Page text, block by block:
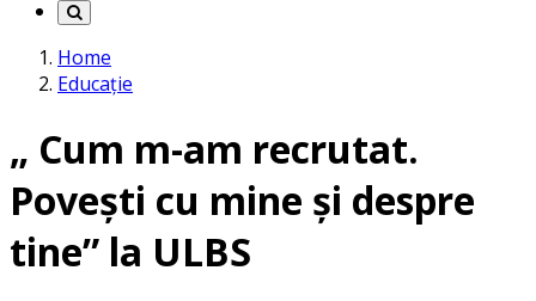
Home
Educație
„ Cum m-am recrutat.
Povești cu mine și despre
tine” la ULBS